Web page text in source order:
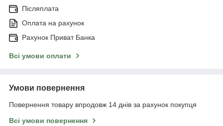
Післяплата
Оплата на рахунок
Рахунок Приват Банка
Всі умови оплати
Умови повернення
Повернення товару впродовж 14 днів за рахунок покупця
Всі умови повернення